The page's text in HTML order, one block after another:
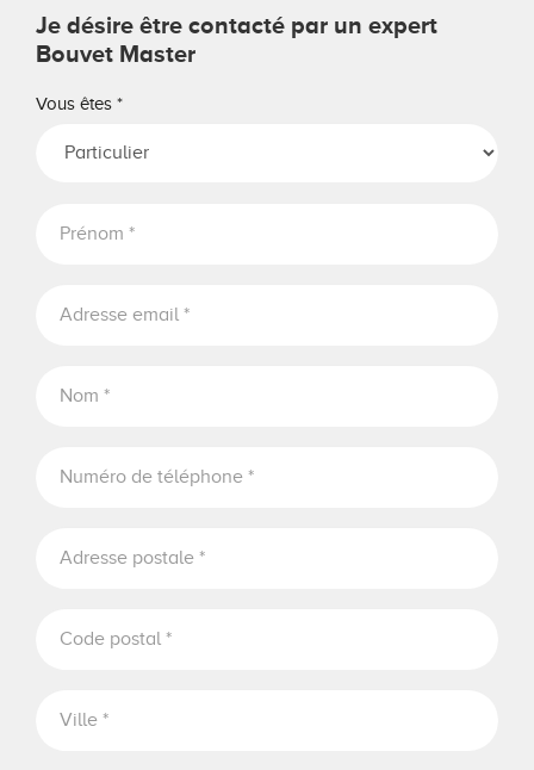
Je désire être contacté par un expert
Bouvet Master
Vous êtes *